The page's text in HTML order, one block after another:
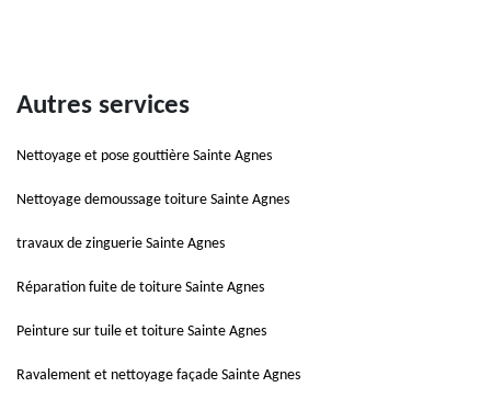
Autres services
Nettoyage et pose gouttière Sainte Agnes
Nettoyage demoussage toiture Sainte Agnes
travaux de zinguerie Sainte Agnes
Réparation fuite de toiture Sainte Agnes
Peinture sur tuile et toiture Sainte Agnes
Ravalement et nettoyage façade Sainte Agnes